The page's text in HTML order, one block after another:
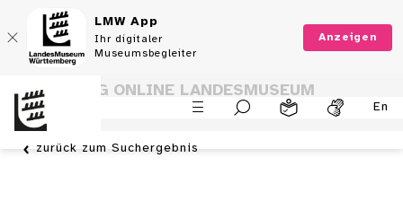
LMW App
Ihr digitaler
Museumsbegleiter
Anzeigen
En
SAMMLUNG ONLINE LANDESMUSEUM
WÜRTTEMBERG
zurück zum Suchergebnis